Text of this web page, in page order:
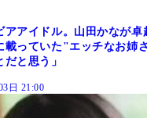
アアイドル。山田かなが
載っていた"エッチなお姉
だと思う」
日 21:00